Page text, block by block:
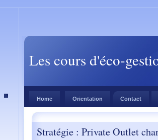
Les cours d'éco-
Home Orientation Contact
Stratégie : Private Outlet